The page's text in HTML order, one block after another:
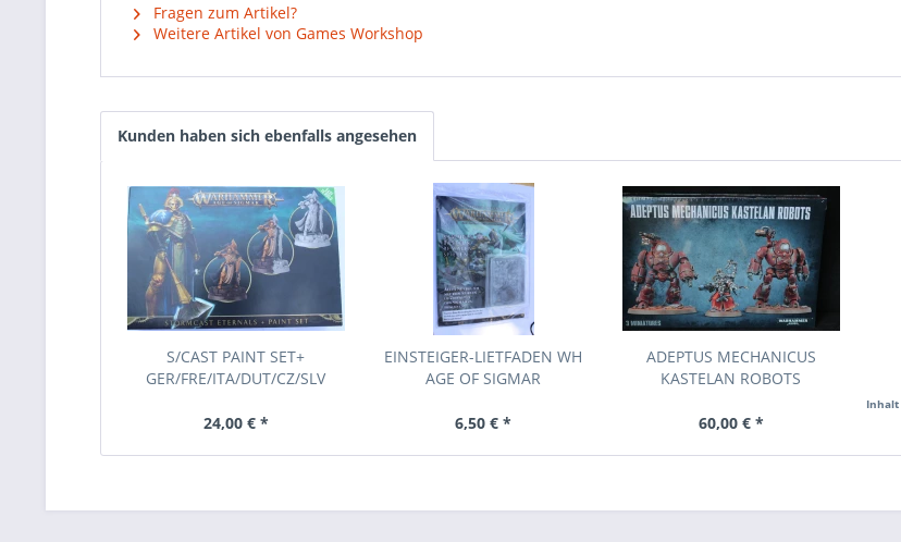
Fragen zum Artikel?
Weitere Artikel von Games Workshop
Kunden haben sich ebenfalls angesehen
S/CAST PAINT SET+
GER/FRE/ITA/DUT/CZ/SLV
24,00 € *
EINSTEIGER-LIETFADEN WH
AGE OF SIGMAR
6,50 € *
ADEPTUS MECHANICUS
KASTELAN ROBOTS
60,00 € *
Inhalt